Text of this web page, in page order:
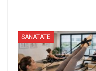
SANATATE